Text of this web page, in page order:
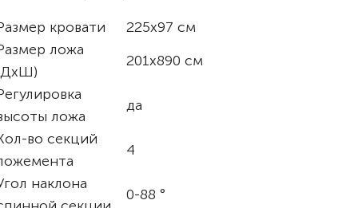
кровати
225x97 см
ложа
201x890 см
ложа
да
во секций
4
наклона
0-88 °